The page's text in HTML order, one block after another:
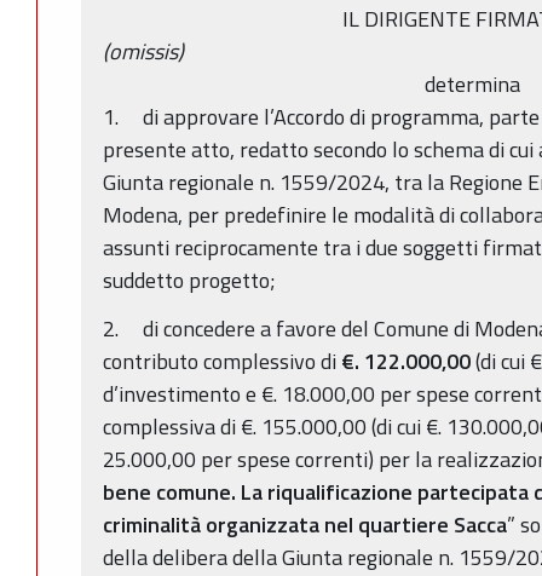
IL DIRIGENTE
(omissis)
determina
1. di approvare l’Accordo di programma,
presente atto, redatto secondo lo schema di
Giunta regionale n. 1559/2024, tra la Regione
Modena, per predefinire le modalità di
assunti reciprocamente tra i due soggetti
suddetto progetto;
2. di concedere a favore del Comune di
contributo complessivo di€. 122.000,00(di cui
d’investimento e €. 18.000,00 per spese
complessiva di €. 155.000,00 (di cui €.
25.000,00 per spese correnti) per la
bene comune. La riqualificazione partecipata
criminalità organizzata nel quartiere Sacca”
della delibera della Giunta regionale n. 1559/